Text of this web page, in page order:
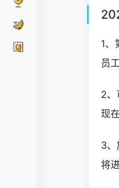
1、
员
2、
现
3、
将